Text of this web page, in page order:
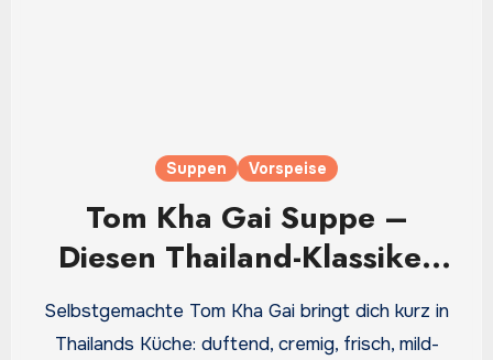
Suppen Vorspeise
Tom Kha Gai Suppe –
Diesen Thailand-Klassiker
solltest du unbedingt
probieren
Selbstgemachte Tom Kha Gai bringt dich kurz in
Thailands Küche: duftend, cremig, frisch, mild-